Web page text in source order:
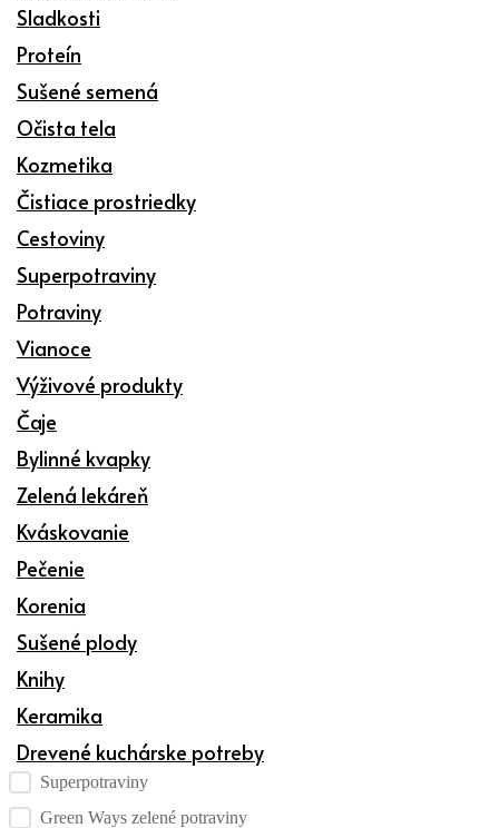
Sladkosti
Proteín
Sušené semená
Očista tela
Kozmetika
Čistiace prostriedky
Cestoviny
Superpotraviny
Potraviny
Vianoce
Výživové produkty
Čaje
Bylinné kvapky
Zelená lekáreň
Kváskovanie
Pečenie
Korenia
Sušené plody
Knihy
Keramika
Drevené kuchárske potreby
Kategórie produktov checklist
Superpotraviny
Green Ways zelené potraviny